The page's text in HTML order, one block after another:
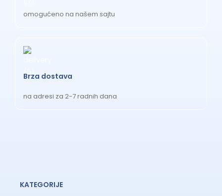
omogućeno na našem sajtu
Brza dostava
na adresi za 2-7 radnih dana
KATEGORIJE